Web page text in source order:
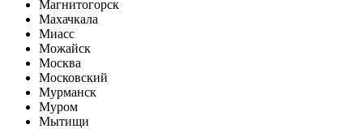
Магнитогорск
Махачкала
Миасс
Можайск
Москва
Московский
Мурманск
Муром
Мытищи